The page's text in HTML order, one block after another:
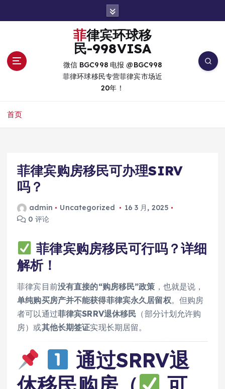
菲律宾环球移
民-998VISA
微信 BGC998 电报 @BGC998
菲律环球移民专营菲律宾市场近
20年！
首页
菲律宾购房移民可办理SIRV
吗？
admin Uncategorized
16 3 月, 2025
0 评论
菲律宾购房移民可行吗？详细
解析！
菲律宾目前没有直接的“购房移民”政策 ，也就是说，
单纯购买房产并不能获得菲律宾永久居留权。但购房
者可以通过菲律宾SRRV退休移民 （部分计划允许购
房）或其他长期签证实现长期居留。
通过SRRV退